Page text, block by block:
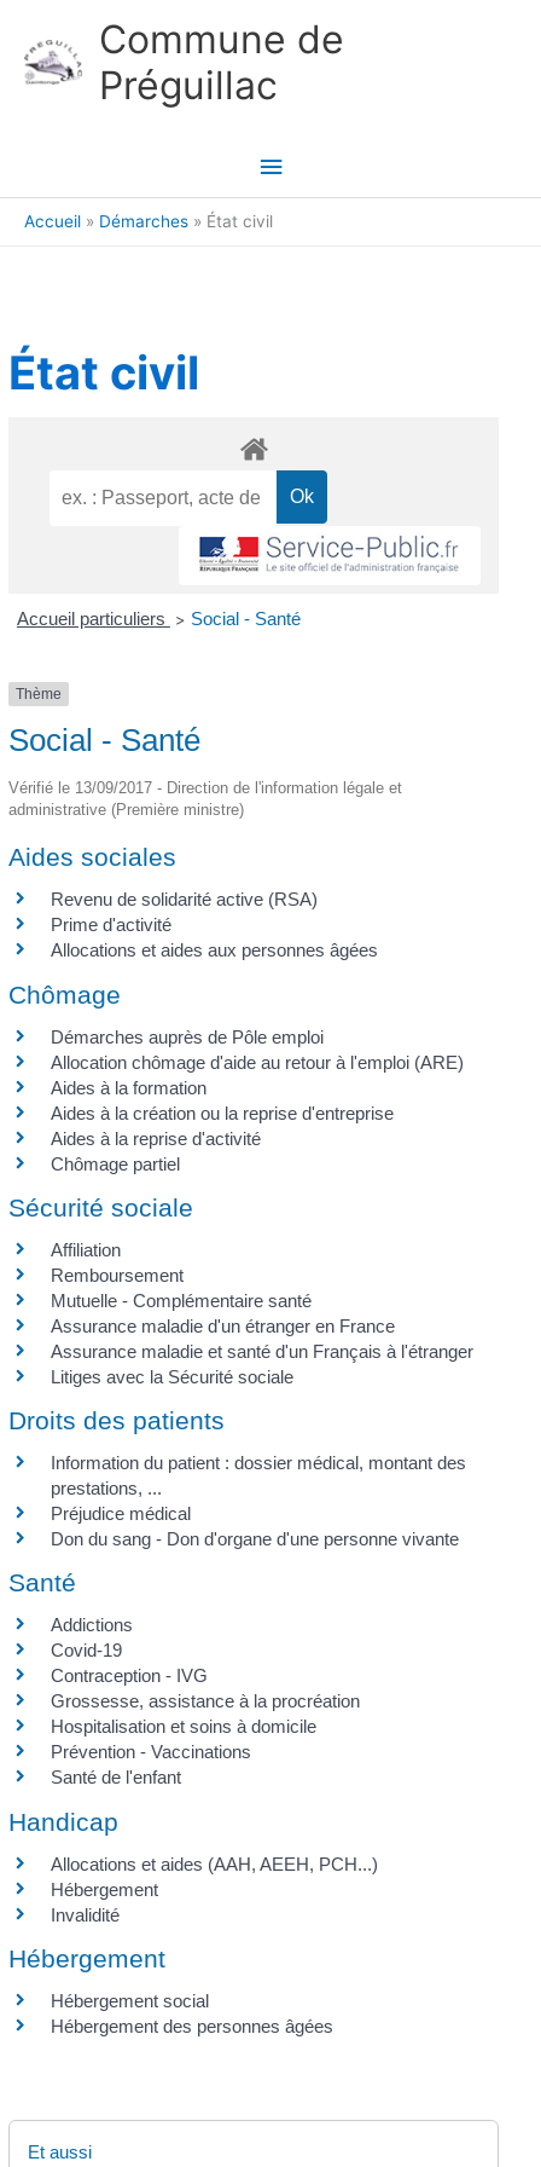
Commune de
Préguillac
Menu
principal
Accueil Démarches État civil
État civil
Accueil particuliers > Social - Santé
Thème
Social - Santé
Vérifié le 13/09/2017 - Direction de l'information légale et
administrative (Première ministre)
Aides sociales
Revenu de solidarité active (RSA)
Prime d'activité
Allocations et aides aux personnes âgées
Chômage
Démarches auprès de Pôle emploi
Allocation chômage d'aide au retour à l'emploi (ARE)
Aides à la formation
Aides à la création ou la reprise d'entreprise
Aides à la reprise d'activité
Chômage partiel
Sécurité sociale
Affiliation
Remboursement
Mutuelle - Complémentaire santé
Assurance maladie d'un étranger en France
Assurance maladie et santé d'un Français à l'étranger
Litiges avec la Sécurité sociale
Droits des patients
Information du patient : dossier médical, montant des
prestations, ...
Préjudice médical
Don du sang - Don d'organe d'une personne vivante
Santé
Addictions
Covid-19
Contraception - IVG
Grossesse, assistance à la procréation
Hospitalisation et soins à domicile
Prévention - Vaccinations
Santé de l'enfant
Handicap
Allocations et aides (AAH, AEEH, PCH...)
Hébergement
Invalidité
Hébergement
Hébergement social
Hébergement des personnes âgées
Et aussi